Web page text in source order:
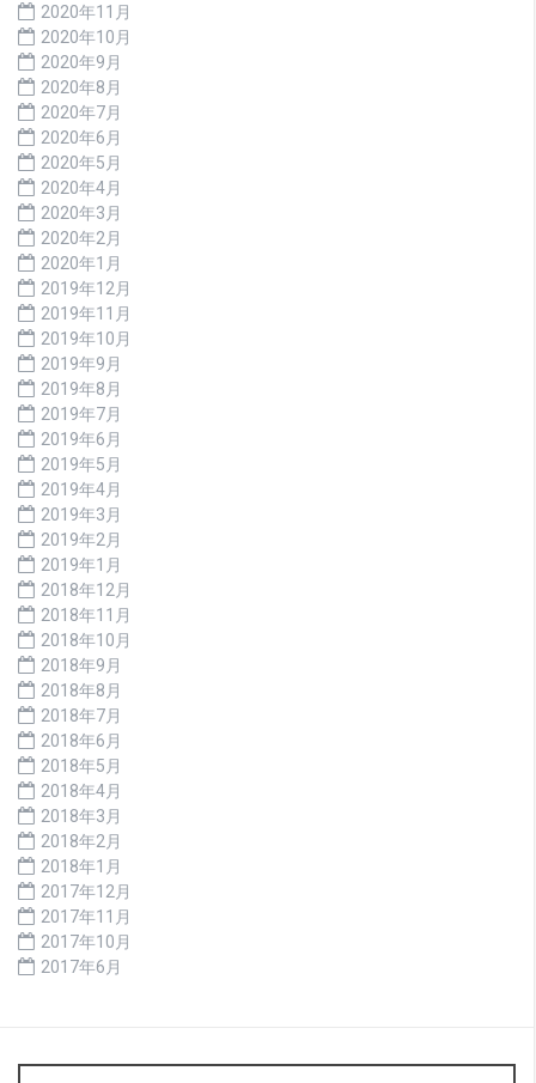
2020年11月
2020年10月
2020年9月
2020年8月
2020年7月
2020年6月
2020年5月
2020年4月
2020年3月
2020年2月
2020年1月
2019年12月
2019年11月
2019年10月
2019年9月
2019年8月
2019年7月
2019年6月
2019年5月
2019年4月
2019年3月
2019年2月
2019年1月
2018年12月
2018年11月
2018年10月
2018年9月
2018年8月
2018年7月
2018年6月
2018年5月
2018年4月
2018年3月
2018年2月
2018年1月
2017年12月
2017年11月
2017年10月
2017年6月